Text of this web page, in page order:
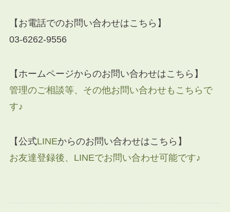
【お電話でのお問い合わせはこちら】
03-6262-9556
【ホームページからのお問い合わせはこちら】
管理のご相談等、その他お問い合わせもこちらで
す♪
【公式LINEからのお問い合わせはこちら】
お友達登録後、LINEでお問い合わせ可能です♪